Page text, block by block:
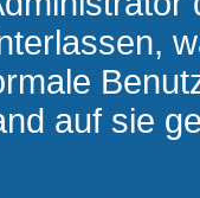
auf sie